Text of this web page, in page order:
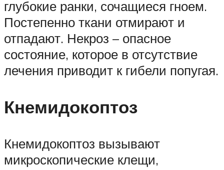
глубокие ранки, сочащиеся гноем.
Постепенно ткани отмирают и
отпадают. Некроз – опасное
состояние, которое в отсутствие
лечения приводит к гибели попугая.
Кнемидокоптоз
Кнемидокоптоз вызывают
микроскопические клещи,